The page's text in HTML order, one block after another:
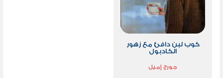
كوب لبن دافئ مع زهور
الكادبول
جورج إميل